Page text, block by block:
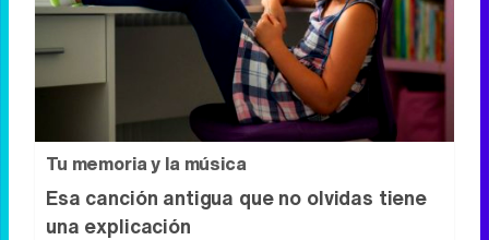
Adiós a la cal del baño
¿Y si pudieras eliminar la cal del baño sin
esfuerzo?